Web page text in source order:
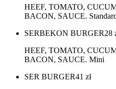
HEEF, TOMATO,
BACON, SAUCE.
SERBEKON BURGER28
HEEF, TOMATO,
BACON, SAUCE. Mini
SER BURGER41 zł